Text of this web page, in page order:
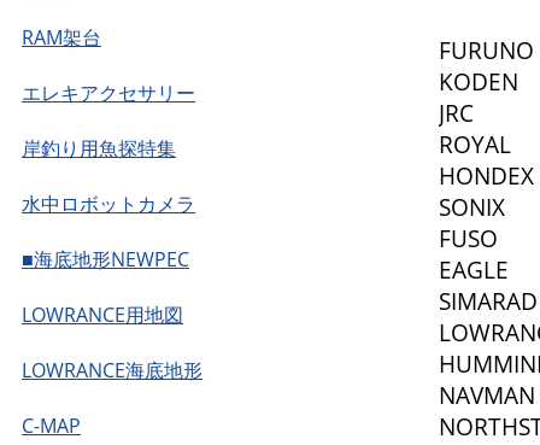
RAM架台
エレキアクセサリー
岸釣り用魚探特集
水中ロボットカメラ
■海底地形NEWPEC
LOWRANCE用地図
LOWRANCE海底地形
C-MAP
FURUNO
KODEN
JRC
ROYAL
HONDEX
SONIX
FUSO
EAGLE
SIMARAD
NAVMAN